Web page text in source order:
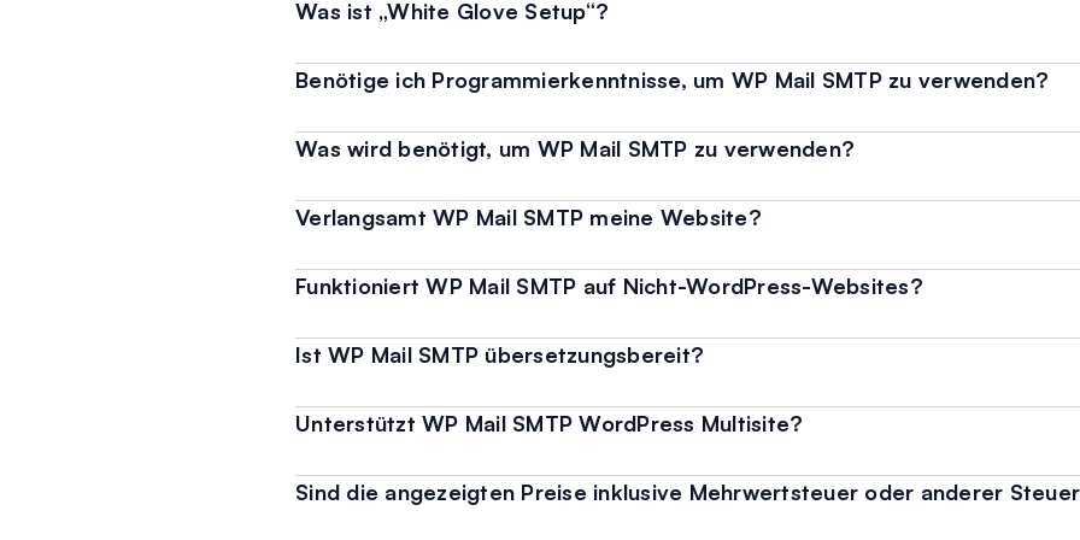
Was ist „White Glove Setup“?
Benötige ich Programmierkenntnisse, um WP Mail SMTP zu verwenden?
Was wird benötigt, um WP Mail SMTP zu verwenden?
Verlangsamt WP Mail SMTP meine Website?
Funktioniert WP Mail SMTP auf Nicht-WordPress-Websites?
Ist WP Mail SMTP übersetzungsbereit?
Unterstützt WP Mail SMTP WordPress Multisite?
Sind die angezeigten Preise inklusive Mehrwertsteuer oder anderer